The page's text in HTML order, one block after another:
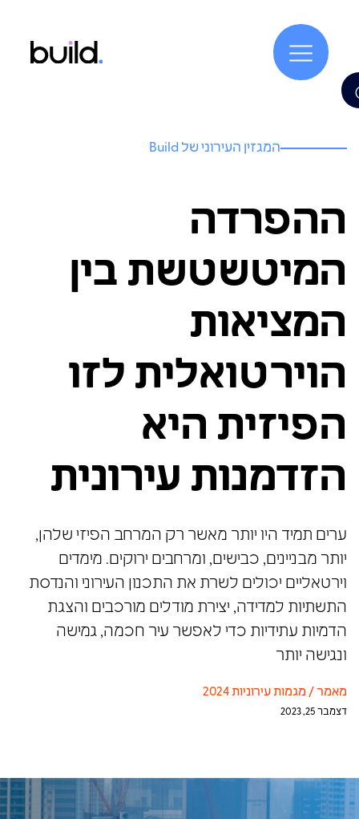
המגזין העירוני של Build
ההפרדה
המיטשטשת בין
המציאות
הוירטואלית לזו
הפיזית היא
הזדמנות עירונית
ערים תמיד היו יותר מאשר רק המרחב הפיזי שלהן,
יותר מבניינים, כבישים, ומרחבים ירוקים. מימדים
וירטאליים יכולים לשרת את התכנון העירוני והנדסת
התשתיות למדידה, יצירת מודלים מורכבים והצגת
הדמיות עתידיות כדי לאפשר עיר חכמה, גמישה
ונגישה יותר
מאמר / מגמות עירוניות 2024
דצמבר 25, 2023